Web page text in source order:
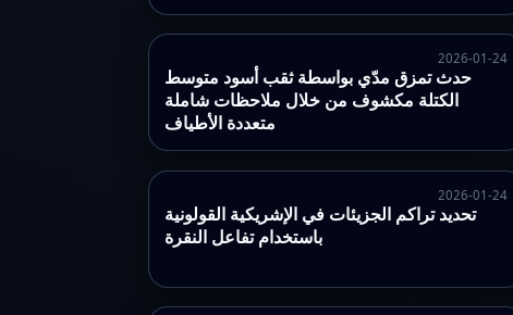
2026-01-24
حدث تمزق مدّي بواسطة ثقب أسود متوسط
الكتلة مكشوف من خلال ملاحظات شاملة
متعددة الأطياف
2026-01-24
تحديد تراكم الجزيئات في الإشريكية القولونية
باستخدام تفاعل النقرة